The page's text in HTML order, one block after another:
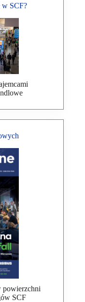
w SCF?
powierzchni
SCF